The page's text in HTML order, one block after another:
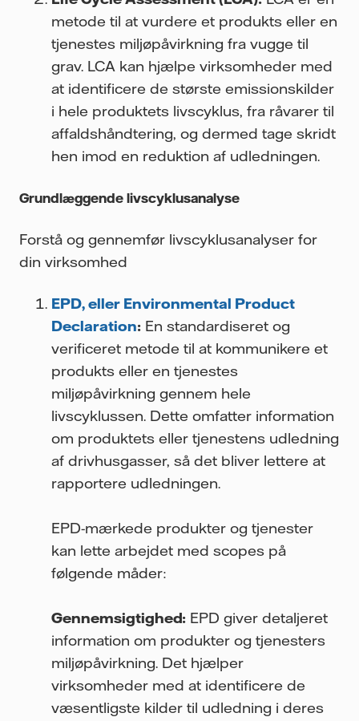
metode til at vurdere et produkts eller en
tjenestes miljøpåvirkning fra vugge til
grav. LCA kan hjælpe virksomheder med
at identificere de største emissionskilder
i hele produktets livscyklus, fra råvarer til
affaldshåndtering, og dermed tage skridt
hen imod en reduktion af udledningen.
Grundlæggende livscyklusanalyse
Forstå og gennemfør livscyklusanalyser for
din virksomhed
EPD, eller Environmental Product
Declaration: En standardiseret og
verificeret metode til at kommunikere et
produkts eller en tjenestes
miljøpåvirkning gennem hele
livscyklussen. Dette omfatter information
om produktets eller tjenestens udledning
af drivhusgasser, så det bliver lettere at
rapportere udledningen.
EPD-mærkede produkter og tjenester
kan lette arbejdet med scopes på
følgende måder:
Gennemsigtighed: EPD giver detaljeret
information om produkter og tjenesters
miljøpåvirkning. Det hjælper
virksomheder med at identificere de
væsentligste kilder til udledning i deres